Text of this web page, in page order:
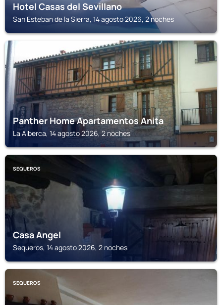
Hotel Casas del Sevillano
San Esteban de la Sierra, 14 agosto 2026, 2 noches
Panther Home Apartamentos Anita
La Alberca, 14 agosto 2026, 2 noches
SEQUEROS
Casa Angel
Sequeros, 14 agosto 2026, 2 noches
SEQUEROS